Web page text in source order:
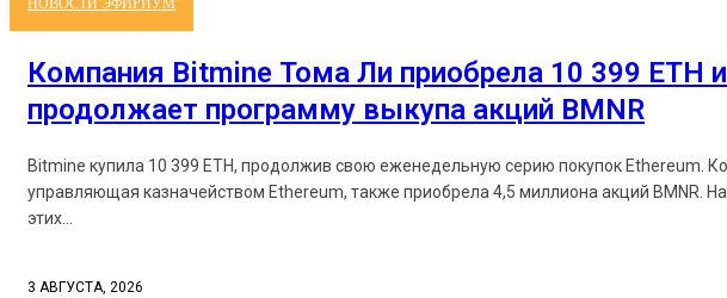
НОВОСТИ ЭФИРИУМ
Компания Bitmine Тома Ли приобрела 10 399 ETH и
продолжает программу выкупа акций BMNR
Bitmine купила 10 399 ETH, продолжив свою еженедельную серию покупок Ethereum. Компания,
управляющая казначейством Ethereum, также приобрела 4,5 миллиона акций BMNR. На фоне
этих...
3 АВГУСТА, 2026